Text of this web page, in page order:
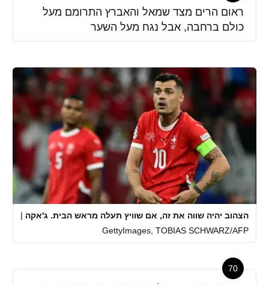
ראום הרים מצד שמאל והאברץ התרומם מעל
כולם ברחבה, אבל נגח מעל השער
הצהוב יהיה שווה את זה, אם שוויץ תעלה מראש הבית. ג'אקה |
GettyImages, TOBIAS SCHWARZ/AFP
70